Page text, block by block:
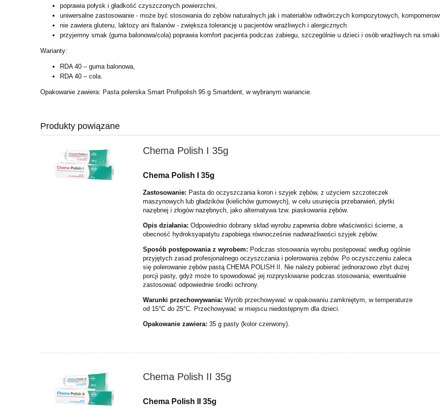
poprawia połysk i gładkość czyszczonych powierzchni,
uniwersalne zastosowanie - może być stosowania do zębów naturalnych jak i materiałów odtwórczych kompozytowych,
nie zawiera glutenu, laktozy ani ftalanów - zwiększa tolerancję u pacjentów wrażliwych i alergicznych
przyjemny smak (guma balonowa/cola) poprawia komfort pacjenta podczas zabiegu, szczególnie u dzieci i osób wrażliwych na
Warianty:
RDA 40 – guma balonowa,
RDA 40 – cola.
Opakowanie zawiera: Pasta polerska Smart Profipolish 95 g Smartdent, w wybranym wariancie.
Produkty powiązane
Chema Polish I 35g
Chema Polish I 35g
Zastosowanie: Pasta do oczyszczania koron i szyjek zębów, z użyciem szczoteczek
maszynowych lub gładzików (kielichów gumowych), w celu usunięcia przebarwień, płytki
nazębnej i złogów nazębnych, jako alternatywa tzw. piaskowania zębów.
Opis działania: Odpowiednio dobrany skład wyrobu zapewnia dobre właściwości ścierne,a
obecność hydroksyapatytu zapobiega równocześnie nadwrażliwości szyjek zębów.
Sposób postępowania z wyrobem: Podczas stosowania wyrobu postępować według ogólnie
przyjętych zasad profesjonalnego oczyszczania i polerowania zębów. Po oczyszczeniu zaleca
się polerowanie zębów pastą CHEMA POLISH II. Nie należy pobierać jednorazowo zbyt dużej
porcji pasty, gdyż może to spowodować jej rozpryskiwanie podczas stosowania; ewentualnie
zastosować odpowiednie środki ochrony.
Warunki przechowywania: Wyrób przechowywać w opakowaniu zamkniętym, w temperaturze
od 15°C do 25°C. Przechowywać w miejscu niedostępnym dla dzieci.
Opakowanie zawiera: 35 g pasty (kolor czerwony).
Chema Polish II 35g
Chema Polish II 35g